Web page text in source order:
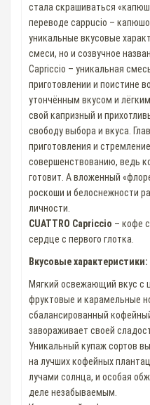
стала скрашиваться
переводе cappucio –
уникальные вкусовые
смеси, но и созвучное
Capriccio – уникальная
приготовлении и поистине
утончённым вкусом и
свой капризный и
свободу выбора и вкуса.
приготовления и
совершенствованию, ведь
готовит. А вложенный
роскоши и белоснежности
личности.
CUATTRO Capriccio – кофе
сердце с первого глотка.
Вкусовые характеристики:
Мягкий освежающий вкус с
фруктовые и карамельные
сбалансированный
завораживает своей
Уникальный купаж сортов
на лучших кофейных
лучами солнца, и особая
деле незабываемым.